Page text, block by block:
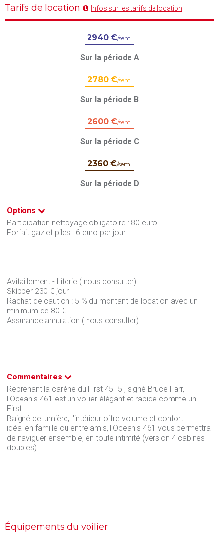
Tarifs de location Infos sur les tarifs de location
2940 €/sem.
Sur la période A
2780 €/sem.
Sur la période B
2600 €/sem.
Sur la période C
2360 €/sem.
Sur la période D
Options
Participation nettoyage obligatoire : 80 euro
Forfait gaz et piles : 6 euro par jour
-----------------------------------------------------------------------------------
-----------------------------
Avitaillement - Literie ( nous consulter)
Skipper 230 € jour
Rachat de caution : 5 % du montant de location avec un
minimum de 80 €
Assurance annulation ( nous consulter)
Commentaires
Reprenant la carène du First 45F5 , signé Bruce Farr,
l'Oceanis 461 est un voilier élégant et rapide comme un
First.
Baigné de lumière, l'intérieur offre volume et confort.
idéal en famille ou entre amis, l'Oceanis 461 vous permettra
de naviguer ensemble, en toute intimité (version 4 cabines
doubles).
Équipements du voilier